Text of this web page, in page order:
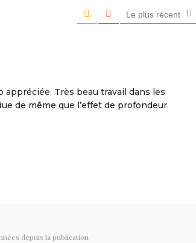
Le plus récent
appréciée. Très beau travail dans les
de même que l’effet de profondeur.
depuis la publication